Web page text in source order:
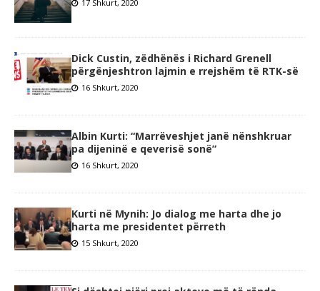
17 Shkurt, 2020
Dick Custin, zëdhënës i Richard Grenell
përgënjeshtron lajmin e rrejshëm të RTK-së
16 Shkurt, 2020
Albin Kurti: “Marrëveshjet janë nënshkruar
pa dijeninë e qeverisë sonë”
16 Shkurt, 2020
Kurti në Mynih: Jo dialog me harta dhe jo
harta me presidentet përreth
15 Shkurt, 2020